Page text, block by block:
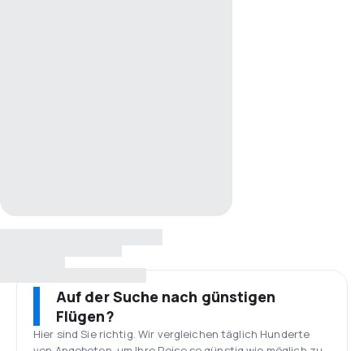
Auf der Suche nach günstigen
Flügen?
Hier sind Sie richtig. Wir vergleichen täglich Hunderte